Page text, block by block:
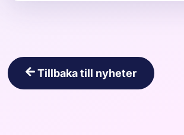
Tillbaka till nyheter